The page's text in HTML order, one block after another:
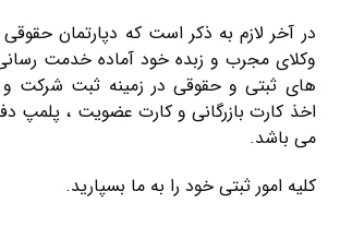
در آخر لازم به ذکر است که دپارتمان
وکلای مجرب و زبده خود آماده خدمت
های ثبتی و حقوقی در زمینه ثبت شرکت
اخذ کارت بازرگانی و کارت عضویت ، پلمپ
می باشد.
کلیه امور ثبتی خود را به ما بسپارید.